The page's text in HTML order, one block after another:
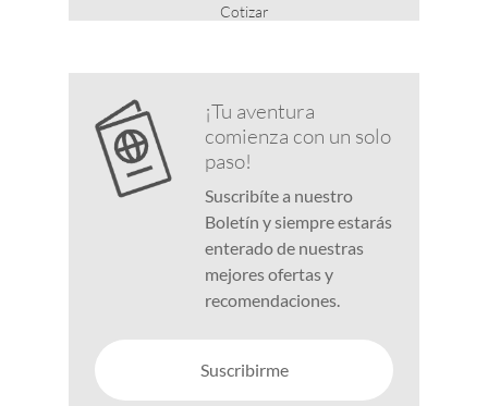
Cotizar
¡Tu aventura
comienza con un solo
paso!
Suscribíte a nuestro
Boletín y siempre estarás
enterado de nuestras
mejores ofertas y
recomendaciones.
Suscribirme